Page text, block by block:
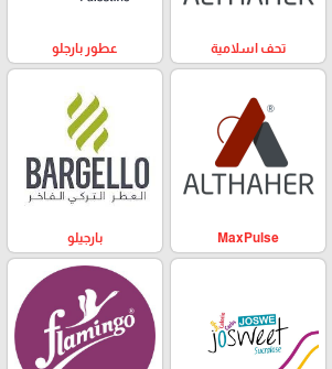
تحف اسلامية عطور بارجلو
MaxPulse بارجيلو